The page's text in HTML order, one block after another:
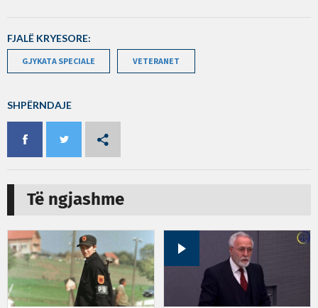
FJALË KRYESORE:
GJYKATA SPECIALE VETERANET
SHPËRNDAJE
Të ngjashme